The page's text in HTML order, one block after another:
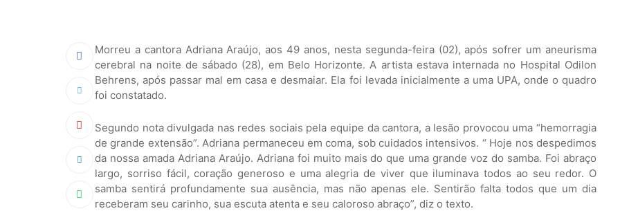
Morreu a cantora Adriana Araújo, aos 49 anos, nesta segunda-feira (02), após sofrer um aneurisma
cerebral na noite de sábado (28), em Belo Horizonte. A artista estava internada no Hospital Odilon
Behrens, após passar mal em casa e desmaiar. Ela foi levada inicialmente a uma UPA, onde o quadro
foi constatado.
Segundo nota divulgada nas redes sociais pela equipe da cantora, a lesão provocou uma “hemorragia
de grande extensão”. Adriana permaneceu em coma, sob cuidados intensivos. “ Hoje nos despedimos
da nossa amada Adriana Araújo. Adriana foi muito mais do que uma grande voz do samba. Foi abraço
largo, sorriso fácil, coração generoso e uma alegria de viver que iluminava todos ao seu redor. O
samba sentirá profundamente sua ausência, mas não apenas ele. Sentirão falta todos que um dia
receberam seu carinho, sua escuta atenta e seu caloroso abraço”, diz o texto.